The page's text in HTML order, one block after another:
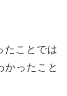
たことでは
かったこと